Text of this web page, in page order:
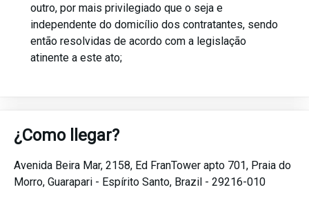
outro, por mais privilegiado que o seja e
independente do domicílio dos contratantes, sendo
então resolvidas de acordo com a legislação
atinente a este ato;
¿Como llegar?
Avenida Beira Mar, 2158, Ed FranTower apto 701, Praia do
Morro, Guarapari - Espírito Santo, Brazil - 29216-010